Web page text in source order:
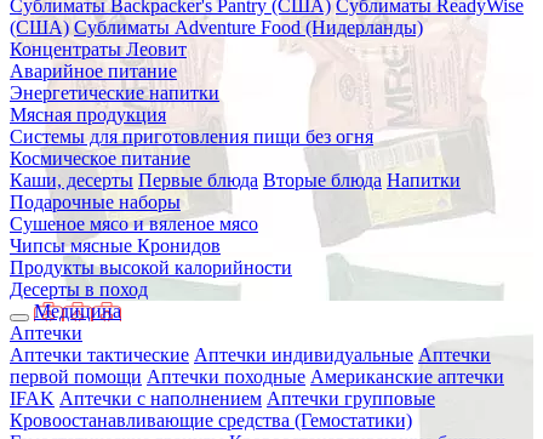
Сублиматы Backpacker's Pantry (США) Сублиматы ReadyWise
(США) Сублиматы Adventure Food (Нидерланды)
Концентраты Леовит
Аварийное питание
Энергетические напитки
Мясная продукция
Системы для приготовления пищи без огня
Космическое питание
Каши, десерты Первые блюда Вторые блюда Напитки
Подарочные наборы
Сушеное мясо и вяленое мясо
Чипсы мясные Кронидов
Продукты высокой калорийности
Десерты в поход
Медицина
Аптечки
Аптечки тактические Аптечки индивидуальные Аптечки
первой помощи Аптечки походные Американские аптечки
IFAK Аптечки с наполнением Аптечки групповые
Кровоостанавливающие средства (Гемостатики)